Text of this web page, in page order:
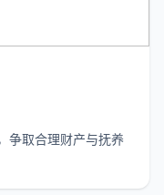
争取合理财产与抚养